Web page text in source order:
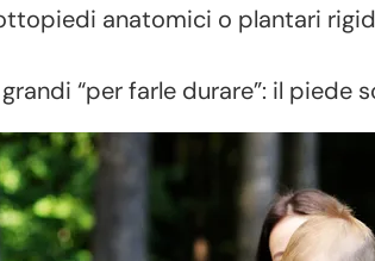
anatomici o plantari
“per farle durare”: il piede